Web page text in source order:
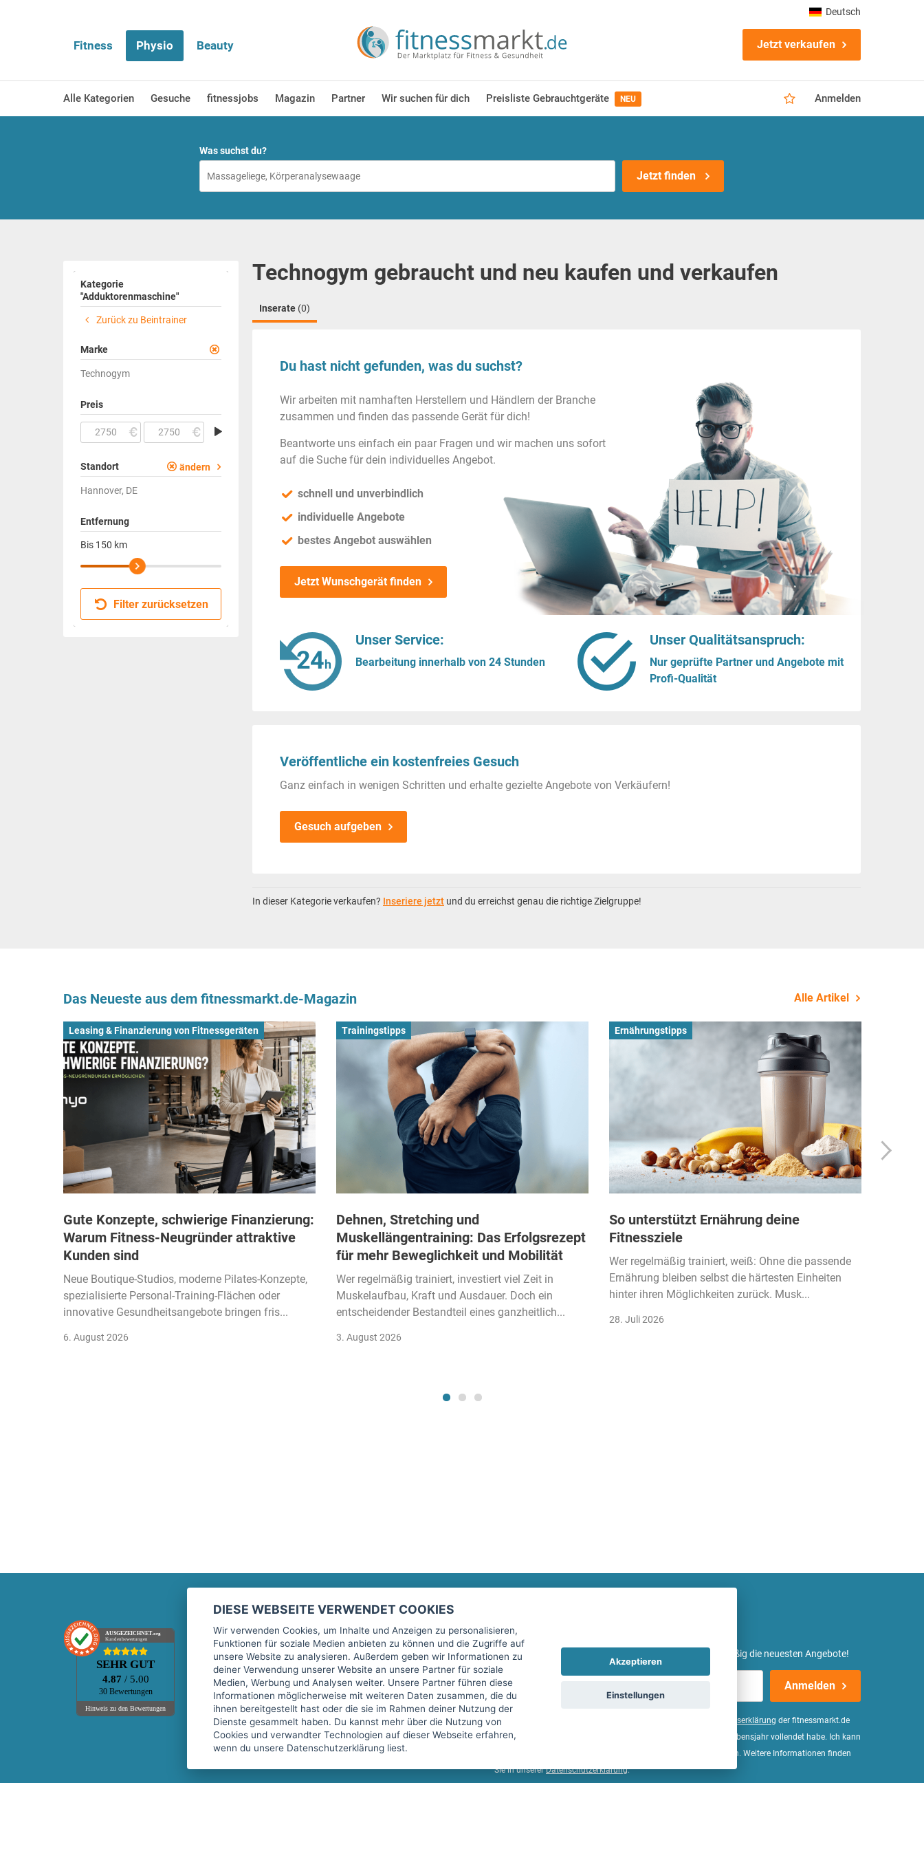
Fitness Physio Beauty Jetzt verkaufen
Alle Kategorien Gesuche fitnessjobs Magazin Partner Wir suchen für dich Preisliste Gebrauchtgeräte NEU Anmelden
Deutsch
Was suchst du?
Jetzt finden
Kategorie
"Adduktorenmaschine"
Zurück zu Beintrainer
Marke
Technogym
Preis
Standort ändern
Hannover, DE
Entfernung
Bis 150 km
Filter zurücksetzen
Technogym gebraucht und neu kaufen und verkaufen
Inserate (0)
Du hast nicht gefunden, was du suchst?
Wir arbeiten mit namhaften Herstellern und Händlern der Branche
zusammen und finden das passende Gerät für dich!
Beantworte uns einfach ein paar Fragen und wir machen uns sofort
auf die Suche für dein individuelles Angebot.
schnell und unverbindlich
individuelle Angebote
bestes Angebot auswählen
Jetzt Wunschgerät finden
Unser Service:
Bearbeitung innerhalb von 24 Stunden
Unser Qualitätsanspruch:
Nur geprüfte Partner und Angebote mit
Profi-Qualität
Veröffentliche ein kostenfreies Gesuch
Ganz einfach in wenigen Schritten und erhalte gezielte Angebote von Verkäufern!
Gesuch aufgeben
In dieser Kategorie verkaufen? Inseriere jetzt und du erreichst genau die richtige Zielgruppe!
Das Neueste aus dem fitnessmarkt.de-Magazin Alle Artikel
Leasing & Finanzierung von Fitnessgeräten
Gute Konzepte, schwierige Finanzierung:
Warum Fitness-Neugründer attraktive
Kunden sind
Neue Boutique-Studios, moderne Pilates-Konzepte,
spezialisierte Personal-Training-Flächen oder
innovative Gesundheitsangebote bringen fris...
6. August 2026
Trainingstipps
Dehnen, Stretching und
Muskellängentraining: Das Erfolgsrezept
für mehr Beweglichkeit und Mobilität
Wer regelmäßig trainiert, investiert viel Zeit in
Muskelaufbau, Kraft und Ausdauer. Doch ein
entscheidender Bestandteil eines ganzheitlich...
3. August 2026
Ernährungstipps
So unterstützt Ernährung deine
Fitnessziele
Wer regelmäßig trainiert, weiß: Ohne die passende
Ernährung bleiben selbst die härtesten Einheiten
hinter ihren Möglichkeiten zurück. Musk...
28. Juli 2026
AUSGEZEICHNET.org
Kundenbewertungen
SEHR GUT
4.87 / 5.00
30 Bewertungen
Hinweis zu den Bewertungen
Marktplatz
Kontakt
Preise Marktplatz
FAQ Marktplatz
Über uns
Werbebuchungen
Rechtliches
Impressum
AGB
Datenschutz
Sicherheit
Top-Inserat kündigen
fitnessmarkt.de Newsletter
Trage dich hier für unseren Newsletter ein und erhalte regelmäßig die neuesten Angebote!
Anmelden
Ich stimme der Verarbeitung meiner Daten, wie in der Einwilligungserklärung der fitnessmarkt.de
services GmbH beschrieben, zu und bestätige, dass ich das 16. Lebensjahr vollendet habe. Ich kann
diese Einwilligung jederzeit mit Wirkung für die Zukunft widerrufen. Weitere Informationen finden
Sie in unsererDatenschutzerklärung.
DIESE WEBSEITE VERWENDET COOKIES
Wir verwenden Cookies, um Inhalte und Anzeigen zu personalisieren,
Funktionen für soziale Medien anbieten zu können und die Zugriffe auf
unsere Website zu analysieren. Außerdem geben wir Informationen zu
deiner Verwendung unserer Website an unsere Partner für soziale
Medien, Werbung und Analysen weiter. Unsere Partner führen diese
Informationen möglicherweise mit weiteren Daten zusammen, die du
ihnen bereitgestellt hast oder die sie im Rahmen deiner Nutzung der
Dienste gesammelt haben. Du kannst mehr über die Nutzung von
Cookies und verwandter Technologien auf dieser Webseite erfahren,
wenn du unsere Datenschutzerklärung liest.
Akzeptieren
Einstellungen